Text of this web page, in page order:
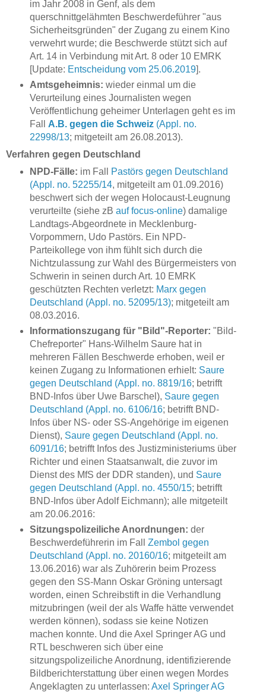
im Jahr 2008 in Genf, als dem
querschnittgelähmten Beschwerdeführer "aus
Sicherheitsgründen" der Zugang zu einem Kino
verwehrt wurde; die Beschwerde stützt sich auf
Art. 14 in Verbindung mit Art. 8 oder 10 EMRK
[Update: Entscheidung vom 25.06.2019].
Amtsgeheimnis: wieder einmal um die
Verurteilung eines Journalisten wegen
Veröffentlichung geheimer Unterlagen geht es im
Fall A.B. gegen die Schweiz(Appl. no.
22998/13; mitgeteilt am 26.08.2013).
Verfahren gegen Deutschland
NPD-Fälle: im Fall
Pastörs gegen Deutschland
(Appl. no. 52255/14, mitgeteilt am 01.09.2016)
beschwert sich der wegen Holocaust-Leugnung
verurteilte (siehe zB auf focus-online) damalige
Landtags-Abgeordnete in Mecklenburg-
Vorpommern, Udo Pastörs. Ein NPD-
Parteikollege von ihm fühlt sich durch die
Nichtzulassung zur Wahl des Bürgermeisters von
Schwerin in seinen durch Art. 10 EMRK
geschützten Rechten verletzt: Marx gegen
Deutschland (Appl. no. 52095/13); mitgeteilt am
08.03.2016.
Informationszugang für "Bild"-Reporter: "Bild-
Chefreporter" Hans-Wilhelm Saure hat in
mehreren Fällen Beschwerde erhoben, weil er
keinen Zugang zu Informationen erhielt: Saure
gegen Deutschland (Appl. no. 8819/16; betrifft
BND-Infos über Uwe Barschel), Saure gegen
Deutschland (Appl. no. 6106/16; betrifft BND-
Infos über NS- oder SS-Angehörige im eigenen
Dienst), Saure gegen Deutschland (Appl. no.
6091/16; betrifft Infos des Justizministeriums über
Richter und einen Staatsanwalt, die zuvor im
Dienst des MfS der DDR standen), und Saure
gegen Deutschland (Appl. no. 4550/15; betrifft
BND-Infos über Adolf Eichmann); alle mitgeteilt
am 20.06.2016:
Sitzungspolizeiliche Anordnungen: der
Beschwerdeführerin im Fall Zembol gegen
Deutschland (Appl. no. 20160/16; mitgeteilt am
13.06.2016) war als Zuhörerin beim Prozess
gegen den SS-Mann Oskar Gröning untersagt
worden, einen Schreibstift in die Verhandlung
mitzubringen (weil der als Waffe hätte verwendet
werden können), sodass sie keine Notizen
machen konnte. Und die Axel Springer AG und
RTL beschweren sich über eine
sitzungspolizeiliche Anordnung, identifizierende
Bildberichterstattung über einen wegen Mordes
Angeklagten zu unterlassen: Axel Springer AG